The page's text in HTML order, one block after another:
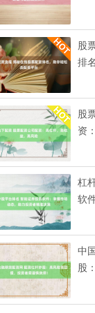
股
排
股
资
杠
软
中
股